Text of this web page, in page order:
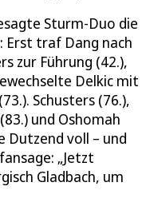
Sturm-Duo die
Erst traf Dang nach
zur Führung (42.),
Delkic mit
Schusters (76.),
und Oshomah
Dutzend voll – und
„Jetzt
Gladbach, um